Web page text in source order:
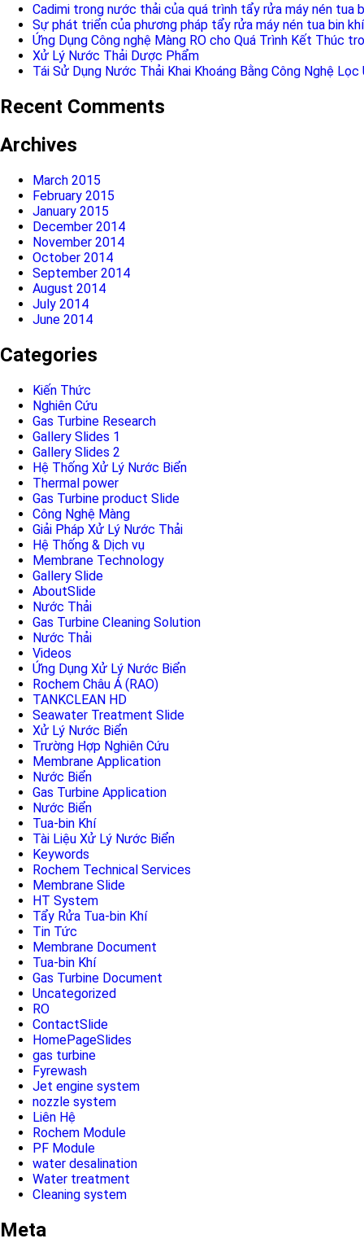
Cadimi trong nước thải của quá trình tẩy rửa máy nén tua
Sự phát triển của phương pháp tẩy rửa máy nén tua bin khí
Ứng Dụng Công nghệ Màng RO cho Quá Trình Kết Thúc
Xử Lý Nước Thải Dược Phẩm
Tái Sử Dụng Nước Thải Khai Khoáng Bằng Công Nghệ Lọc
Recent Comments
Archives
March 2015
February 2015
January 2015
December 2014
November 2014
October 2014
September 2014
August 2014
July 2014
June 2014
Categories
Kiến Thức
Nghiên Cứu
Gas Turbine Research
Gallery Slides 1
Gallery Slides 2
Hệ Thống Xử Lý Nước Biển
Thermal power
Gas Turbine product Slide
Công Nghệ Màng
Giải Pháp Xử Lý Nước Thải
Hệ Thống & Dịch vụ
Membrane Technology
Gallery Slide
AboutSlide
Nước Thải
Gas Turbine Cleaning Solution
Nước Thải
Videos
Ứng Dụng Xử Lý Nước Biển
Rochem Châu Á (RAO)
TANKCLEAN HD
Seawater Treatment Slide
Xử Lý Nước Biển
Trường Hợp Nghiên Cứu
Membrane Application
Nước Biển
Gas Turbine Application
Nước Biển
Tua-bin Khí
Tài Liệu Xử Lý Nước Biển
Keywords
Rochem Technical Services
Membrane Slide
HT System
Tẩy Rửa Tua-bin Khí
Tin Tức
Membrane Document
Tua-bin Khí
Gas Turbine Document
Uncategorized
RO
ContactSlide
HomePageSlides
gas turbine
Fyrewash
Jet engine system
nozzle system
Liên Hệ
Rochem Module
PF Module
water desalination
Water treatment
Cleaning system
Meta